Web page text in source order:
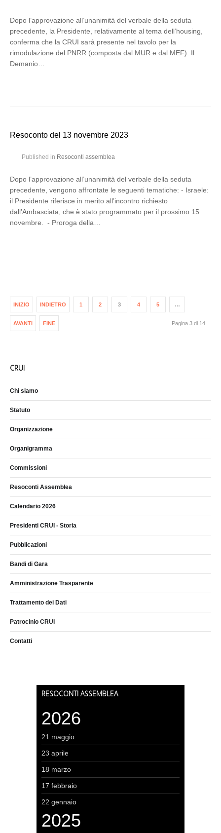
Dopo l’approvazione all’unanimità del verbale della seduta
precedente, la Presidente, relativamente al tema dell’housing,
conferma che la CRUI sarà presente nel tavolo per la
rimodulazione del PNRR (composta dal MUR e dal MEF). Il
Demanio…
Resoconto del 13 novembre 2023
Published in Resoconti assemblea
Dopo l’approvazione all’unanimità del verbale della seduta
precedente, vengono affrontate le seguenti tematiche: - Israele:
il Presidente riferisce in merito all’incontro richiesto
dall’Ambasciata, che è stato programmato per il prossimo 15
novembre. - Proroga della…
INIZIO INDIETRO 1 2 3 4 5 …
AVANTI FINE Pagina 3 di 14
CRUI
Chi siamo
Statuto
Organizzazione
Organigramma
Commissioni
Resoconti Assemblea
Calendario 2026
Presidenti CRUI - Storia
Pubblicazioni
Bandi di Gara
Amministrazione Trasparente
Trattamento dei Dati
Patrocinio CRUI
Contatti
RESOCONTI ASSEMBLEA
2026
21 maggio
23 aprile
18 marzo
17 febbraio
22 gennaio
2025